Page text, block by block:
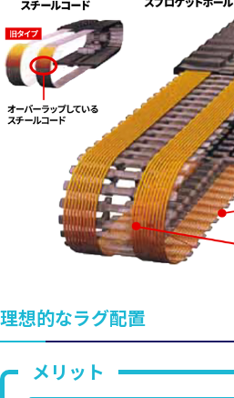
理想的なラグ配置